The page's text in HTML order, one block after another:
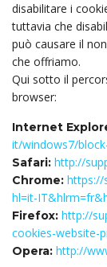
disabilitare i
tuttavia che
può causare il
che offriamo.
Qui sotto il
browser:
Internet
it/windows7/
Safari: http://
Chrome: https://
hl=it-
Firefox: http://
cookies-website-
Opera: http://